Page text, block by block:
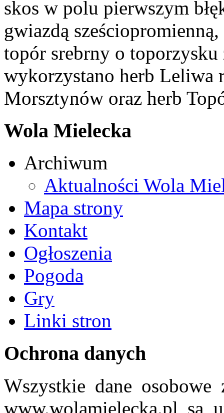
skos w polu pierwszym
gwiazdą
topór srebrny o
wykorzystano herb Leliwa
Morsztynów oraz herb
Wola Mielecka
Archiwum
Aktualności Wola
Mapa strony
Kontakt
Ogłoszenia
Pogoda
Gry
Linki stron
Ochrona danych
Wszystkie dane osobowe
www.wolamielecka.pl są